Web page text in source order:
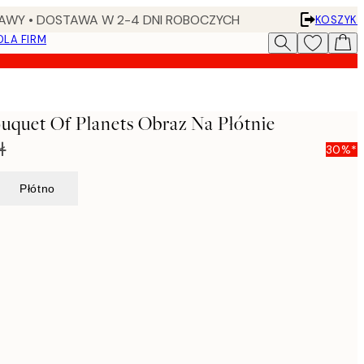
• DOSTAWA W 2-4 DNI ROBOCZYCH
KOSZYK
FIRM
Of Planets Obraz Na Płótnie
30%*
Płótno